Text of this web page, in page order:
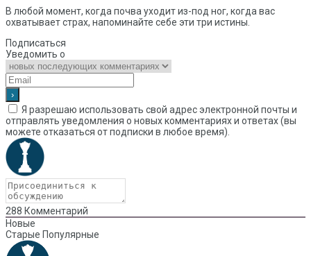
В любой момент, когда почва уходит из-под ног, когда вас
охватывает страх, напоминайте себе эти три истины.
Подписаться
Уведомить о
Я разрешаю использовать свой адрес электронной почты и
отправлять уведомления о новых комментариях и ответах (вы
можете отказаться от подписки в любое время).
288 Комментарий
Новые
Старые Популярные